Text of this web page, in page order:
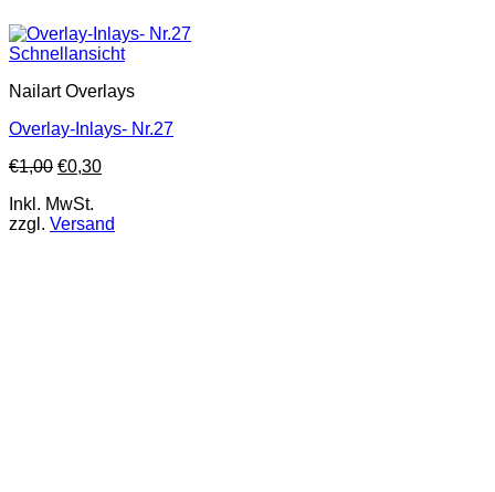
Schnellansicht
Nailart Overlays
Overlay-Inlays- Nr.27
€1,00 €0,30
Inkl. MwSt.
zzgl. Versand